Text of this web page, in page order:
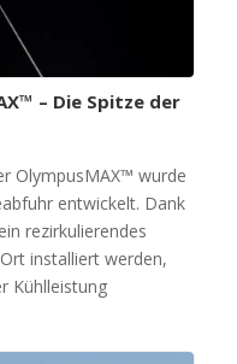
– Die Spitze der
OlympusMAX™ wurde
entwickelt. Dank
rezirkulierendes
installiert werden,
Kühlleistung